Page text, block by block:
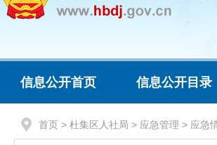
信息公开首页 信息公开目录
首页 > 杜集区人社局 > 应急管理 > 应急